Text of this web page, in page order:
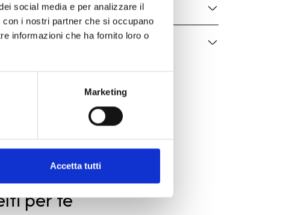
social media e per analizzare il
i nostri partner che si occupano
informazioni che ha fornito loro o
Marketing
Accetta tutti
per te